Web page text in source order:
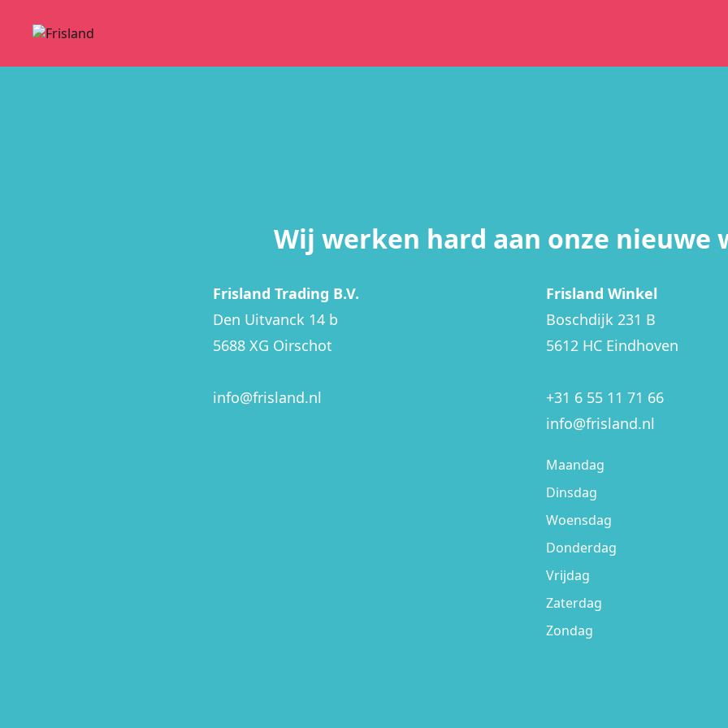
Wij werken hard aan onze nieuwe
Frisland Trading B.V.
Den Uitvanck 14 b
5688 XG Oirschot
info@frisland.nl
Frisland Winkel
Boschdijk 231 B
5612 HC Eindhoven
+31 6 55 11 71 66
info@frisland.nl
Maandag
Dinsdag
Woensdag
Donderdag
Vrijdag
Zaterdag
Zondag